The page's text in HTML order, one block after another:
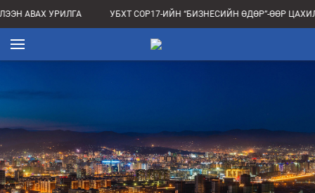
АВАХ УРИЛГА УБХТ COP17-ИЙН “БИЗНЕСИЙН ӨДӨР”-ӨӨР